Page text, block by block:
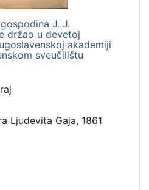
J. J.
držao u devetoj
akademiji
sveučilištu
Ljudevita Gaja, 1861